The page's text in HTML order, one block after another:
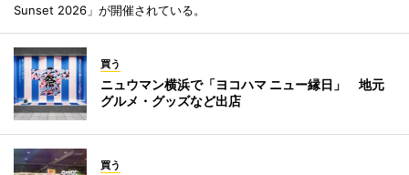
Sunset 2026」が開催されている。
買う
ニュウマン横浜で「ヨコハマ ニュー縁日」 地元
グルメ・グッズなど出店
買う